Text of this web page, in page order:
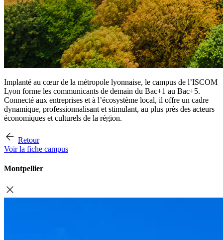
Implanté au cœur de la métropole lyonnaise, le campus de l’ISCOM
Lyon forme les communicants de demain du Bac+1 au Bac+5.
Connecté aux entreprises et à l’écosystème local, il offre un cadre
dynamique, professionnalisant et stimulant, au plus près des acteurs
économiques et culturels de la région.
Retour
Voir la fiche campus
Montpellier